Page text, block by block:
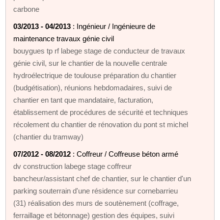
carbone
03/2013 - 04/2013 : Ingénieur / Ingénieure de
maintenance travaux génie civil
bouygues tp rf labege stage de conducteur de travaux
génie civil, sur le chantier de la nouvelle centrale
hydroélectrique de toulouse préparation du chantier
(budgétisation), réunions hebdomadaires, suivi de
chantier en tant que mandataire, facturation,
établissement de procédures de sécurité et techniques
récolement du chantier de rénovation du pont st michel
(chantier du tramway)
07/2012 - 08/2012 : Coffreur / Coffreuse béton armé
dv construction labege stage coffreur
bancheur/assistant chef de chantier, sur le chantier d'un
parking souterrain d'une résidence sur cornebarrieu
(31) réalisation des murs de soutènement (coffrage,
ferraillage et bétonnage) gestion des équipes, suivi